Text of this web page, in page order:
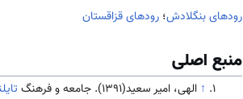
رودهای بنگلادش؛ رودهای قزاقستان
منبع اصلی
↑ الهی، امیر سعید(1391). جامعه و فرهنگ